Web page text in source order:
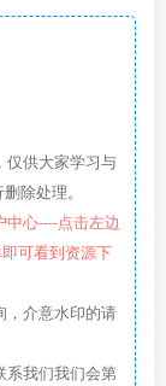
仅供大家学习与
除处理。
心----点击左边
可看到资源下
，介意水印的请
系我们我们会第